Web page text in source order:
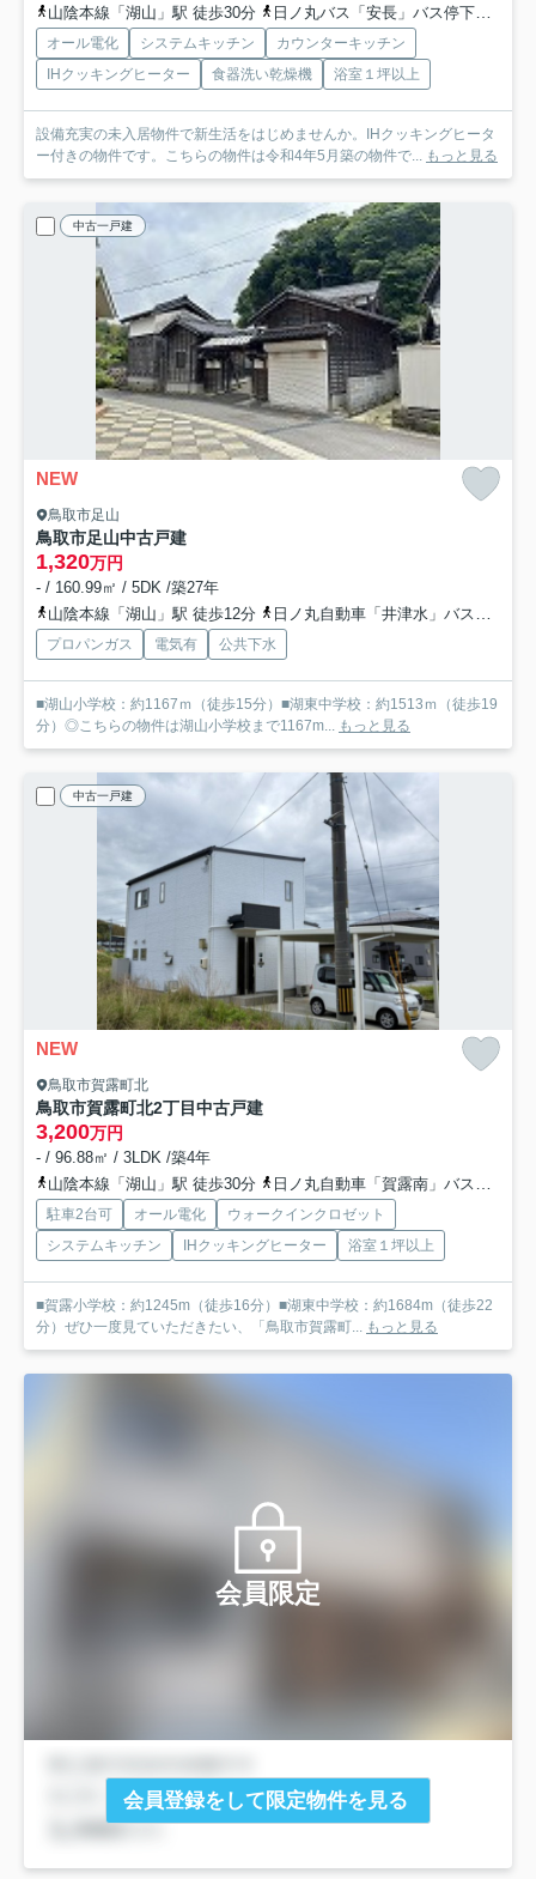
山陰本線「湖山」駅 徒歩30分
日ノ丸バス「安長」バス停下車 徒歩4分
オール電化 システムキッチン
カウンターキッチン
IHクッキングヒーター
食器洗い乾燥機 浴室１坪以上
設備充実の未入居物件で新生活をはじめませんか。IHクッキングヒータ
ー付きの物件です。こちらの物件は令和4年5月築の物件で... もっと見る
中古一戸建
NEW
鳥取市足山
鳥取市足山中古戸建
1,320万円
- / 160.99㎡ / 5DK /築27年
山陰本線「湖山」駅 徒歩12分
日ノ丸自動車「井津水」バス停下車 徒歩6分
プロパンガス 電気有 公共下水
■湖山小学校：約1167ｍ（徒歩15分）■湖東中学校：約1513ｍ（徒歩19
分）◎こちらの物件は湖山小学校まで1167m... もっと見る
中古一戸建
NEW
鳥取市賀露町北
鳥取市賀露町北2丁目中古戸建
3,200万円
- / 96.88㎡ / 3LDK /築4年
山陰本線「湖山」駅 徒歩30分
日ノ丸自動車「賀露南」バス停下車 徒歩3分
駐車2台可 オール電化
ウォークインクロゼット
システムキッチン
IHクッキングヒーター 浴室１坪以上
■賀露小学校：約1245m（徒歩16分）■湖東中学校：約1684m（徒歩22
分）ぜひ一度見ていただきたい、「鳥取市賀露町... もっと見る
会員限定
会員登録をして限定物件を見る